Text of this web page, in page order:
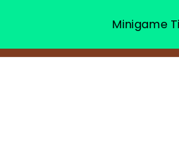
Minigame